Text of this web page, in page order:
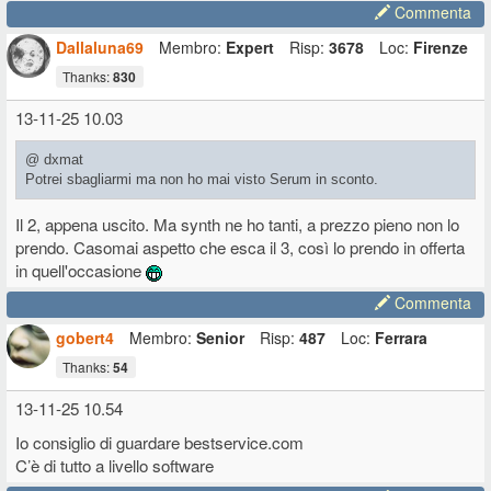
Commenta
Dallaluna69
Membro: Expert Risp: 3678 Loc: Firenze
Thanks:830
13-11-25 10.03
@ dxmat
Potrei sbagliarmi ma non ho mai visto Serum in sconto.
Il 2, appena uscito. Ma synth ne ho tanti, a prezzo pieno non lo
prendo. Casomai aspetto che esca il 3, così lo prendo in offerta
in quell'occasione
Commenta
gobert4
Membro: Senior Risp: 487 Loc: Ferrara
Thanks:54
13-11-25 10.54
Io consiglio di guardare bestservice.com
C’è di tutto a livello software